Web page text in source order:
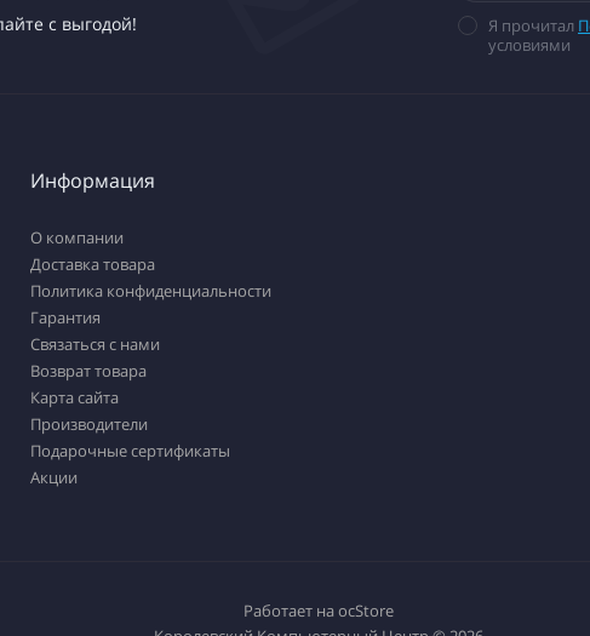
с выгодой! Я прочитал
условиями
Информация
О компании
Доставка товара
Политика конфиденциальности
Гарантия
Связаться с нами
Возврат товара
Карта сайта
Производители
Подарочные сертификаты
Акции
Работает на ocStore